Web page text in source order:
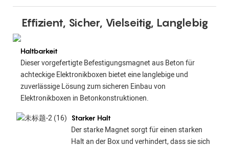
Effizient, Sicher, Vielseitig, Langlebig
Haltbarkeit
Dieser vorgefertigte Befestigungsmagnet aus Beton für
achteckige Elektronikboxen bietet eine langlebige und
zuverlässige Lösung zum sicheren Einbau von
Elektronikboxen in Betonkonstruktionen.
Starker Halt
Der starke Magnet sorgt für einen starken
Halt an der Box und verhindert, dass sie sich